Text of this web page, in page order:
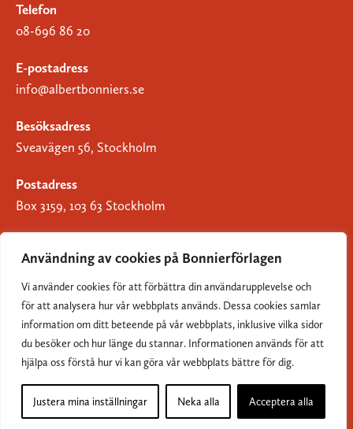
Användning av cookies på Bonnierförlagen
Vi använder cookies för att förbättra din användarupplevelse och
för att analysera hur vår webbplats används. Dessa cookies samlar
information om ditt beteende på vår webbplats, inklusive vilka sidor
du besöker och hur länge du stannar. Informationen används för att
hjälpa oss förstå hur vi kan göra vår webbplats bättre för dig.
Justera mina inställningar Neka alla Acceptera alla
Telefon
08-696 86 20
E-postadress
info@albertbonniers.se
Besöksadress
Sveavägen 56, Stockholm
Postadress
Box 3159, 103 63 Stockholm
Om Bonnierförlagen
Cookies
Integritetspolicy